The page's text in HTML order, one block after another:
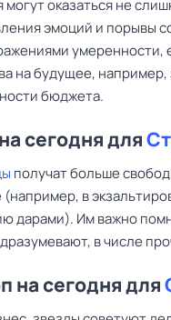
могут оказаться не
эмоций и порывы
умеренности,
на будущее,
бюджета.
сегодня для
получат больше
в
дарами). Им важно
в числе
на сегодня для